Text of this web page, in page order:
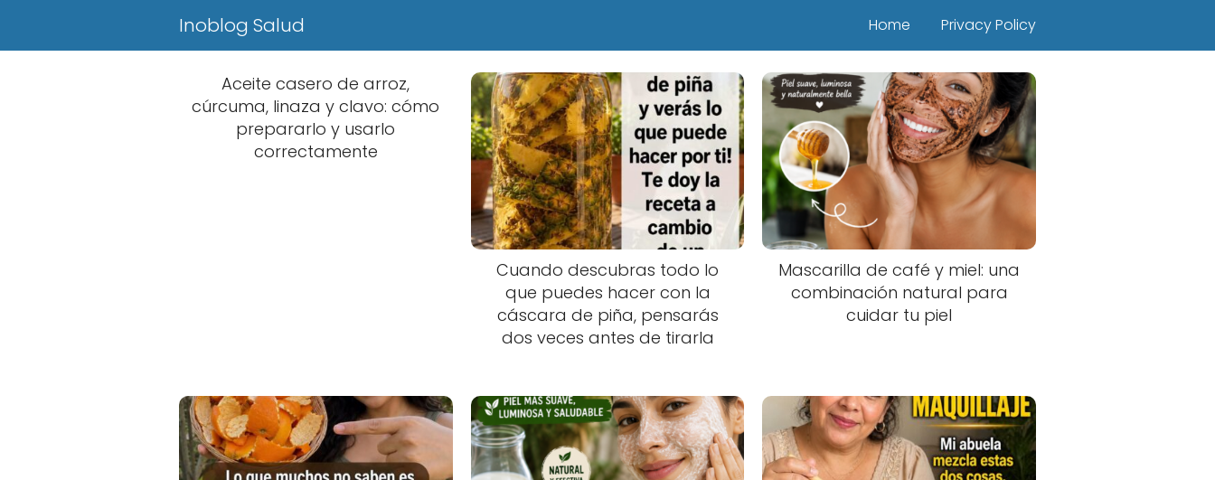
Inoblog Salud Home Privacy Policy
Aceite casero de arroz,
cúrcuma, linaza y clavo: cómo
prepararlo y usarlo
correctamente
Cuando descubras todo lo
que puedes hacer con la
cáscara de piña, pensarás
dos veces antes de tirarla
Mascarilla de café y miel: una
combinación natural para
cuidar tu piel